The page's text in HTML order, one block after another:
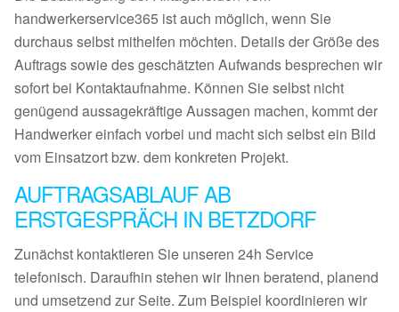
handwerkerservice365 ist auch möglich, wenn Sie
durchaus selbst mithelfen möchten. Details der Größe des
Auftrags sowie des geschätzten Aufwands besprechen wir
sofort bei Kontaktaufnahme. Können Sie selbst nicht
genügend aussagekräftige Aussagen machen, kommt der
Handwerker einfach vorbei und macht sich selbst ein Bild
vom Einsatzort bzw. dem konkreten Projekt.
AUFTRAGSABLAUF AB
ERSTGESPRÄCH IN BETZDORF
Zunächst kontaktieren Sie unseren 24h Service
telefonisch. Daraufhin stehen wir Ihnen beratend, planend
und umsetzend zur Seite. Zum Beispiel koordinieren wir